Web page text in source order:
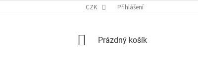
CZK Přihlášení
NÁKUPNÍ
Prázdný košík